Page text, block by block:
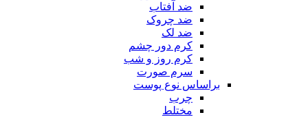
ضد آفتاب
ضد چروک
ضد لک
کرم دور چشم
کرم روز و شب
سرم صورت
براساس نوع پوست
چرب
مختلط